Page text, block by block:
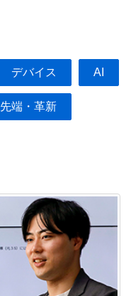
デバイス AI
先端・革新